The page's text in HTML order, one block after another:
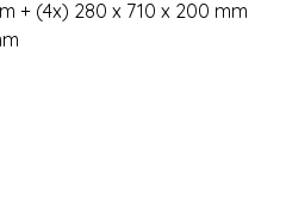
+ (4x) 280 x 710 x 200 mm